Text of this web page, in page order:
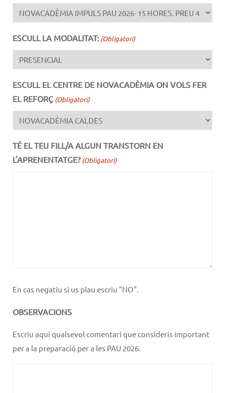
ESCULL LA MODALITAT: (Obligatori)
ESCULL EL CENTRE DE NOVACADÈMIA ON VOLS FER
EL REFORÇ (Obligatori)
TÉ EL TEU FILL/A ALGUN TRANSTORN EN
L'APRENENTATGE? (Obligatori)
En cas negatiu si us plau escriu "NO".
OBSERVACIONS
Escriu aquí qualsevol comentari que consideris important
per a la preparació per a les PAU 2026.